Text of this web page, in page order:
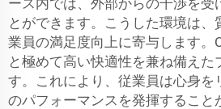
ース内では、外部からの干渉を受
とができます。こうした環境は、
業員の満足度向上に寄与します。
と極めて高い快適性を兼ね備えた
す。これにより、従業員は心身を
のパフォーマンスを発揮すること